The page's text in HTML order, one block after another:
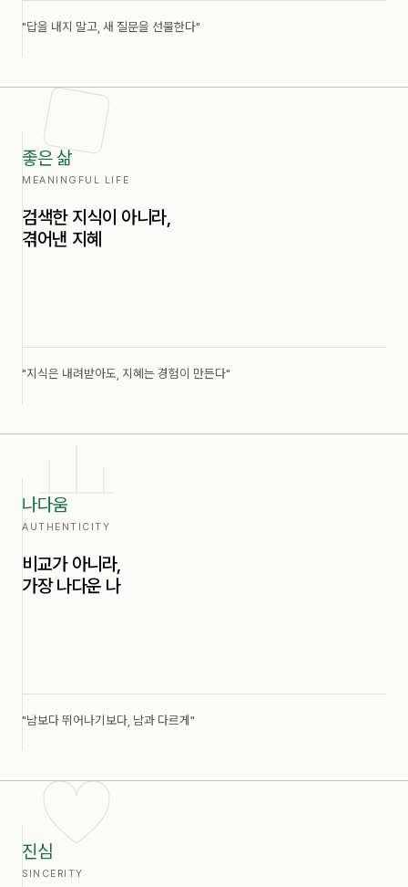
"답을 내지 말고, 새 질문을 선물한다"
좋은 삶
MEANINGFUL LIFE
검색한 지식이 아니라,
겪어낸 지혜
"지식은 내려받아도, 지혜는 경험이 만든다"
나다움
AUTHENTICITY
비교가 아니라,
가장 나다운 나
"남보다 뛰어나기보다, 남과 다르게"
진심
SINCERITY